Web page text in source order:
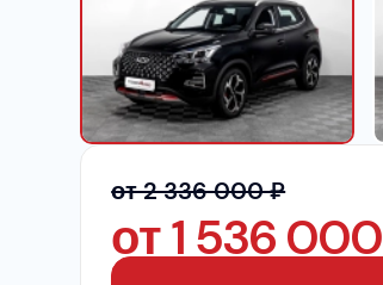
от 2 336 000 ₽
от1 536 000